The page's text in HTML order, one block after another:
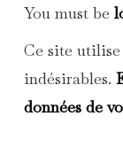
You must be
Ce site
indésirables.
données de